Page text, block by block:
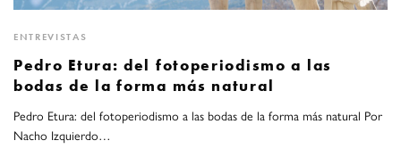
ENTREVISTAS
Pedro Etura: del fotoperiodismo a las
bodas de la forma más natural
Pedro Etura: del fotoperiodismo a las bodas de la forma más natural Por
Nacho Izquierdo…